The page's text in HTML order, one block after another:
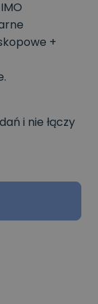
+
i nie łączy